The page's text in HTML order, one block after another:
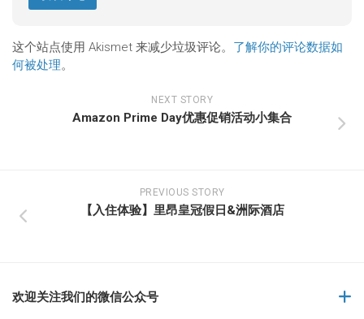
这个站点使用 Akismet 来减少垃圾评论。 了解你的评论数据如
何被处理。
NEXT STORY
Amazon Prime Day优惠促销活动小集合
PREVIOUS STORY
【入住体验】里昂皇冠假日&洲际酒店
欢迎关注我们的微信公众号